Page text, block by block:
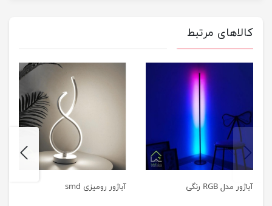
کالاهای مرتبط
آباژور مدل RGB رنگی آباژور رومیزی smd
previus